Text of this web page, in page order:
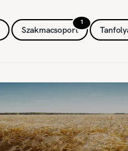
1
Szakmacsoport